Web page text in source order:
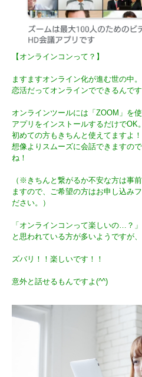
【オンラインコンって？】
ますますオンライン化が進む世の中。
恋活だってオンラインでできるんで
オンラインツールには「ZOOM」を
アプリをインストールするだけでOK。
初めての方もきちんと使えてますよ！
想像よりスムーズに会話できますの
ね！
（※きちんと繋がるか不安な方は事
ますので、ご希望の方はお申し込み
ださい。）
「オンラインコンって楽しいの…？」
と思われている方が多いようですが、
ズバリ！！楽しいです！！
意外と話せるもんですよ(^^)